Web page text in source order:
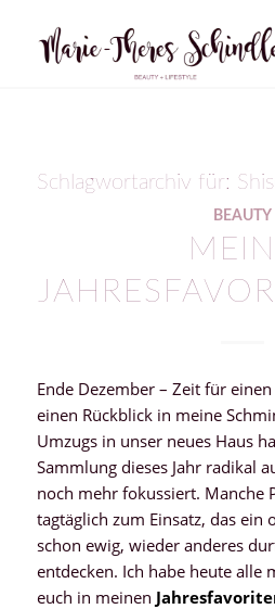
Schlagwortarchiv für:
BEAUTY
Ende Dezember – Zeit für
einen Rückblick in meine
Umzugs in unser neues Haus
Sammlung dieses Jahr radikal
noch mehr fokussiert. Manche
tagtäglich zum Einsatz, das ein
schon ewig, wieder anderes
entdecken. Ich habe heute alle
euch in meinen